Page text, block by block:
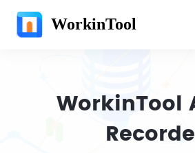
WorkinTool
WorkinTool